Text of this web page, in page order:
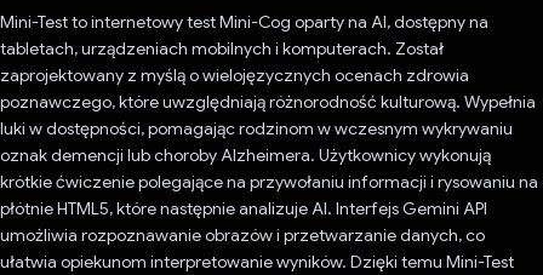
Mini-Test to internetowy test Mini-Cog oparty na AI, dostępny na
tabletach, urządzeniach mobilnych i komputerach. Został
zaprojektowany z myślą o wielojęzycznych ocenach zdrowia
poznawczego, które uwzględniają różnorodność kulturową. Wypełnia
luki w dostępności, pomagając rodzinom w wczesnym wykrywaniu
oznak demencji lub choroby Alzheimera. Użytkownicy wykonują
krótkie ćwiczenie polegające na przywołaniu informacji i rysowaniu na
płótnie HTML5, które następnie analizuje AI. Interfejs Gemini API
umożliwia rozpoznawanie obrazów i przetwarzanie danych, co
ułatwia opiekunom interpretowanie wyników. Dzięki temu Mini-Test